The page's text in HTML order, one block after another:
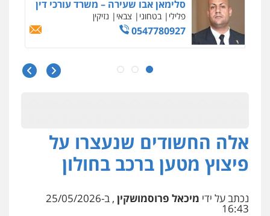
אייל בן שושן, עורך דין פלילי
פלילי מעצרים וחקירות פשיעה חמורה
נוער רישום פלילי
עו"ד אלון קריטי
פלילי כלכלי אלימות סמים מעצרים
0525544654
אלה החשודים שנעצרו על
פיצוץ מטען ברכב בחולון
נכתב על ידי מיכאל פרוסמושקין , ב-25/05/2026
16:43